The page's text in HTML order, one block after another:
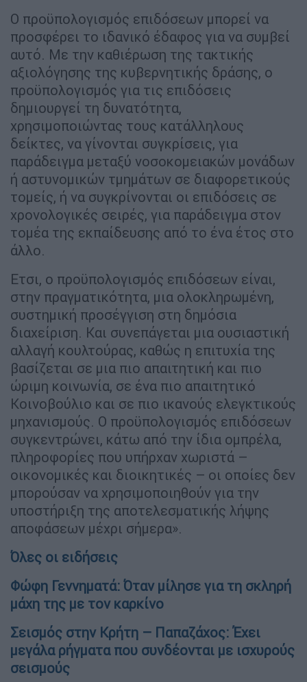
Ο προϋπολογισμός επιδόσεων μπορεί να
προσφέρει το ιδανικό έδαφος για να συμβεί
αυτό. Με την καθιέρωση της τακτικής
αξιολόγησης της κυβερνητικής δράσης, ο
προϋπολογισμός για τις επιδόσεις
δημιουργεί τη δυνατότητα,
χρησιμοποιώντας τους κατάλληλους
δείκτες, να γίνονται συγκρίσεις, για
παράδειγμα μεταξύ νοσοκομειακών μονάδων
ή αστυνομικών τμημάτων σε διαφορετικούς
τομείς, ή να συγκρίνονται οι επιδόσεις σε
χρονολογικές σειρές, για παράδειγμα στον
τομέα της εκπαίδευσης από το ένα έτος στο
άλλο.
Ετσι, ο προϋπολογισμός επιδόσεων είναι,
στην πραγματικότητα, μια ολοκληρωμένη,
συστημική προσέγγιση στη δημόσια
διαχείριση. Και συνεπάγεται μια ουσιαστική
αλλαγή κουλτούρας, καθώς η επιτυχία της
βασίζεται σε μια πιο απαιτητική και πιο
ώριμη κοινωνία, σε ένα πιο απαιτητικό
Κοινοβούλιο και σε πιο ικανούς ελεγκτικούς
μηχανισμούς. Ο προϋπολογισμός επιδόσεων
συγκεντρώνει, κάτω από την ίδια ομπρέλα,
πληροφορίες που υπήρχαν χωριστά –
οικονομικές και διοικητικές – οι οποίες δεν
μπορούσαν να χρησιμοποιηθούν για την
υποστήριξη της αποτελεσματικής λήψης
αποφάσεων μέχρι σήμερα».
Όλες οι ειδήσεις
Φώφη Γεννηματά: Όταν μίλησε για τη σκληρή
μάχη της με τον καρκίνο
Σεισμός στην Κρήτη – Παπαζάχος: Έχει
μεγάλα ρήγματα που συνδέονται με ισχυρούς
σεισμούς